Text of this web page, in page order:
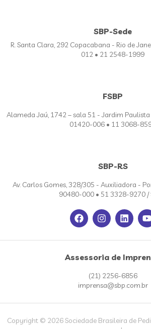
SBP-Sede
R. Santa Clara, 292 Copacabana - Rio de
012 • 21 2548-1999
FSBP
Alameda Jaú, 1742 – sala 51 - Jardim Paulista
01420-006 • 11 3068-
SBP-RS
Av. Carlos Gomes, 328/305 - Auxiliadora -
90480-000 • 51 3328-9270 /
Assessoria de
(21) 2256-6856
imprensa@sbp.com.br
Copyright © 2026 Sociedade Brasileira de